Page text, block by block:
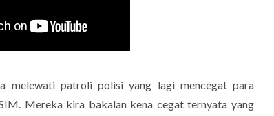
melewati patroli polisi yang lagi mencegat para
Mereka kira bakalan kena cegat ternyata yang